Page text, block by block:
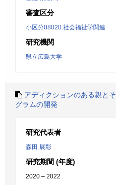
審査区分
小区分08020:社会福祉学関連
研究機関
県立広島大学
アディクションのある親と
グラムの開発
研究代表者
森田 展彰
研究期間 (年度)
2020 – 2022